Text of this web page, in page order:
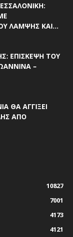
ΛΆΜΨΗΣ ΚΑΙ...
ΕΠΊΣΚΕΨΗ ΤΟΥ
–
ΘΑ ΑΓΓΊΞΕΙ
ΑΠΌ
10827
7001
4173
4121